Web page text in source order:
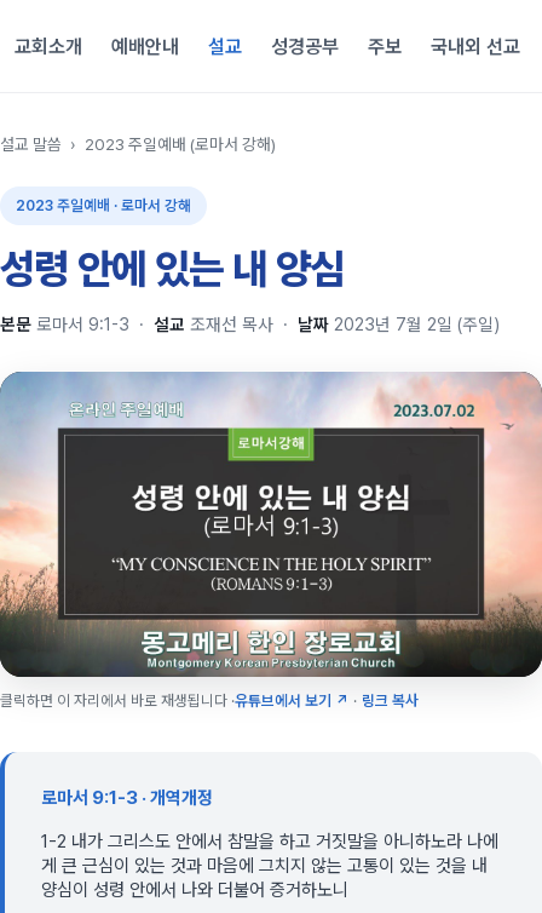
교회소개 예배안내 설교 성경공부 주보 국내외 선교
설교 말씀 › 2023 주일예배 (로마서 강해)
2023 주일예배 · 로마서 강해
성령 안에 있는 내 양심
본문 로마서 9:1-3 · 설교 조재선 목사 · 날짜 2023년 7월 2일 (주일)
클릭하면 이 자리에서 바로 재생됩니다 ·유튜브에서 보기 ↗ · 링크 복사
로마서 9:1-3 · 개역개정
1-2 내가 그리스도 안에서 참말을 하고 거짓말을 아니하노라 나에
게 큰 근심이 있는 것과 마음에 그치지 않는 고통이 있는 것을 내
양심이 성령 안에서 나와 더불어 증거하노니